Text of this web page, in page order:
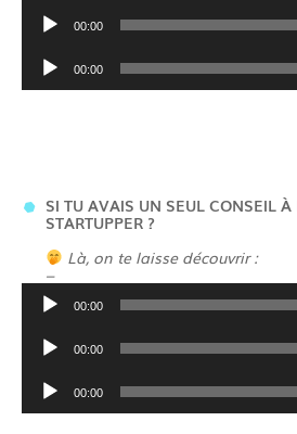
Lecteur
audio
00:00
Lecteur
audio
00:00
SI TU AVAIS UN SEUL CONSEIL
STARTUPPER ?
Là, on te laisse découvrir :
–
Lecteur
audio
00:00
Lecteur
audio
00:00
Lecteur
audio
00:00